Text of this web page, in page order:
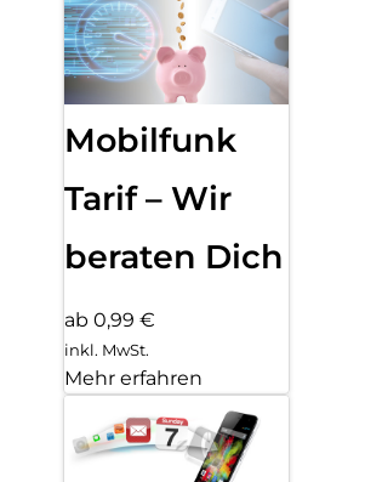
Mobilfunk
Tarif – Wir
beraten Dich
ab 0,99 €
inkl. MwSt.
Mehr erfahren